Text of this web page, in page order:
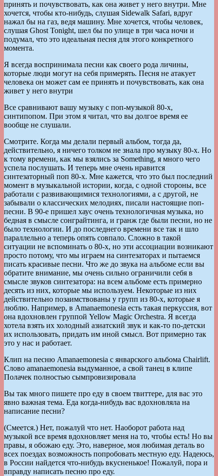
принять и почувствовать, как она живет у него внутри. Мне
хочется, чтобы кто-нибудь, слушая Sidewalk Safari, вдруг
нажал бы на газ, ведя машину. Мне хочется, чтобы человек,
слушая Ghost Tonight, шел бы по улице в три часа ночи и
подумал, что это идеальная песня для этого конкретного
момента.
Я всегда воспринимала песни как своего рода личины,
которые люди могут на себя примерять. Песня не атакует
человека он может сам ее принять и почувствовать, как она
живет у него внутри
Все сравнивают вашу музыку с поп-музыкой 80-х,
синтипопом. При этом я читал, что вы долгое время ее
вообще не слушали.
Смотрите. Когда мы делали первый альбом, тогда да,
действительно, я ничего толком не знала про музыку 80-х. Но
к тому времени, как мы взялись за Something, я много чего
успела послушать. И теперь мне очень нравится
синтезаторный поп 80-х. Мне кажется, что это был последний
момент в музыкальной истории, когда, с одной стороны, все
работали с развивающимися технологиями, а с другой, не
забывали о классических мелодиях, писали настоящие поп-
песни. В 90-е пришел хаус очень технологичная музыка, но
бедная в смысле сонграйтинга, и гранж где были песни, но не
было технологии. И до последнего времени все так и шло
параллельно а теперь опять совпало. Сложно в такой
ситуации не вспоминать о 80-х, но эти ассоциации возникают
просто потому, что мы играем на синтезаторах и пытаемся
писать красивые песни. Что же до звука на альбоме если вы
обратите внимание, мы очень сильно ограничили себя в
смысле звуков синтезатора: на всем альбоме есть примерно
десять из них, которые мы используем. Некоторые из них
действительно позаимствованы у групп из 80-х, которые я
люблю. Например, в Amanaemonesia есть такая перкуссия, вот
она вдохновлен группой Yellow Magic Orchestra. Я всегда
хотела взять их холодный азиатский звук и как-то по-детски
их использовать, придать им иной смысл. Вот примерно так
это у нас и работает.
Клип на песню Amanaemonesia с январского альбома Chairlift.
Слово amanaemonesia выдуманное, а свой танец в клипе
Полачек полностью сымпровизировала
Вы так много пишете про еду в своем твиттере, для вас это
явно важная тема. Еда когда-нибудь вас вдохновляла на
написание песни?
(Смеется.) Нет, пожалуй что нет. Наоборот работа над
музыкой все время вдохновляет меня на то, чтобы есть! Но вы
правы, я обожаю еду. Это, наверное, моя любимая деталь во
всех поездах возможность попробовать местную еду. Надеюсь,
в России найдется что-нибудь вкусненькое! Пожалуй, пора и
вправду написать песню про еду.